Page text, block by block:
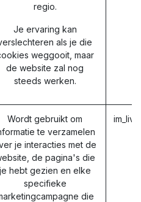
regio.
Je ervaring kan
als je die
weggooit, maar
de website zal nog
steeds werken.
Wordt gebruikt om
te verzamelen
je interacties met de
de pagina's die
je hebt gezien en elke
specifieke
die